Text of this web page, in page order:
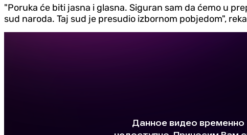
"Poruka će biti jasna i glasna. Siguran sam da ćemo u
sud naroda. Taj sud je presudio izbornom pobjedom",